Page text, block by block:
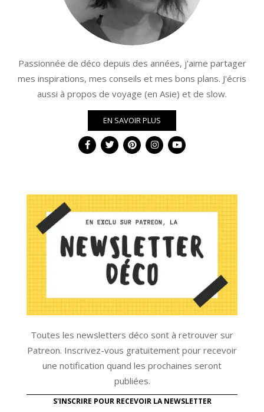
Passionnée de déco depuis des années, j'aime partager
mes inspirations, mes conseils et mes bons plans. J'écris
aussi à propos de voyage (en Asie) et de slow.
EN SAVOIR PLUS
Toutes les newsletters déco sont à retrouver sur
Patreon. Inscrivez-vous gratuitement pour recevoir
une notification quand les prochaines seront
publiées.
S'INSCRIRE POUR RECEVOIR LA NEWSLETTER